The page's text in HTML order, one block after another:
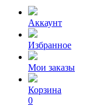
Аккаунт
Избранное
Мои заказы
Корзина
0